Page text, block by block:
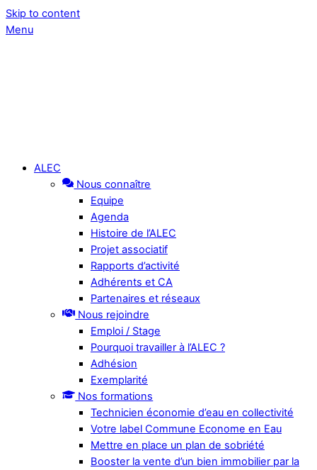
Skip to content
Menu
ALEC
Nous connaître
Equipe
Agenda
Histoire de l’ALEC
Projet associatif
Rapports d’activité
Adhérents et CA
Partenaires et réseaux
Nous rejoindre
Emploi / Stage
Pourquoi travailler à l’ALEC ?
Adhésion
Exemplarité
Nos formations
Technicien économie d’eau en collectivité
Votre label Commune Econome en Eau
Mettre en place un plan de sobriété
Booster la vente d’un bien immobilier par la